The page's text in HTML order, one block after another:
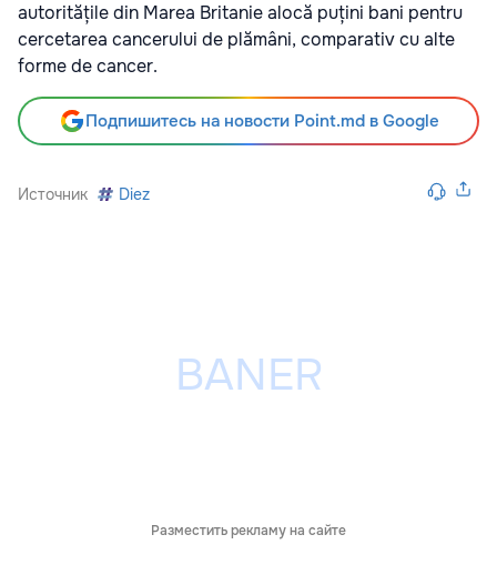
autoritățile din Marea Britanie alocă puțini bani pentru
cercetarea cancerului de plămâni, comparativ cu alte
forme de cancer.
Подпишитесь на новости Point.md в Google
Источник Diez
Разместить рекламу на сайте